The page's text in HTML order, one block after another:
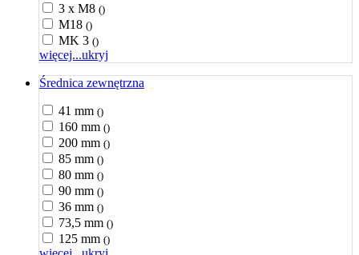
3 x M8 ()
M18 ()
MK 3 ()
więcej...ukryj
Średnica zewnętrzna
41 mm ()
160 mm ()
200 mm ()
85 mm ()
80 mm ()
90 mm ()
36 mm ()
73,5 mm ()
125 mm ()